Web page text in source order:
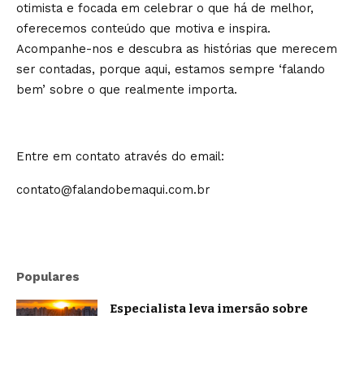
otimista e focada em celebrar o que há de melhor,
oferecemos conteúdo que motiva e inspira.
Acompanhe-nos e descubra as histórias que merecem
ser contadas, porque aqui, estamos sempre ‘falando
bem’ sobre o que realmente importa.
Entre em contato através do email:
contato@falandobemaqui.com.br
Populares
Especialista leva imersão sobre